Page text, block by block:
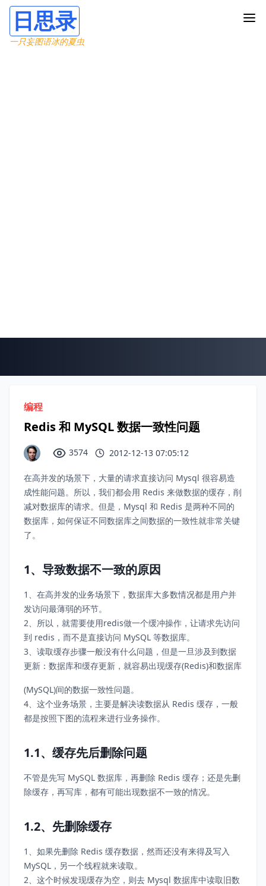
日思录
一只妄图语冰的夏虫
编程
Redis 和 MySQL 数据一致性问题
3574 2012-12-13 07:05:12
在高并发的场景下，大量的请求直接访问 Mysql 很容易造
成性能问题。所以，我们都会用 Redis 来做数据的缓存，削
减对数据库的请求。但是，Mysql 和 Redis 是两种不同的
数据库，如何保证不同数据库之间数据的一致性就非常关键
了。
1、导致数据不一致的原因
1、在高并发的业务场景下，数据库大多数情况都是用户并
发访问最薄弱的环节。
2、所以，就需要使用redis做一个缓冲操作，让请求先访问
到 redis，而不是直接访问 MySQL 等数据库。
3、读取缓存步骤一般没有什么问题，但是一旦涉及到数据
更新：数据库和缓存更新，就容易出现缓存(Redis)和数据库
(MySQL)间的数据一致性问题。
4、这个业务场景，主要是解决读数据从 Redis 缓存，一般
都是按照下图的流程来进行业务操作。
1.1、缓存先后删除问题
不管是先写 MySQL 数据库，再删除 Redis 缓存；还是先删
除缓存，再写库，都有可能出现数据不一致的情况。
1.2、先删除缓存
1、如果先删除 Redis 缓存数据，然而还没有来得及写入
MySQL，另一个线程就来读取。
2、这个时候发现缓存为空，则去 Mysql 数据库中读取旧数